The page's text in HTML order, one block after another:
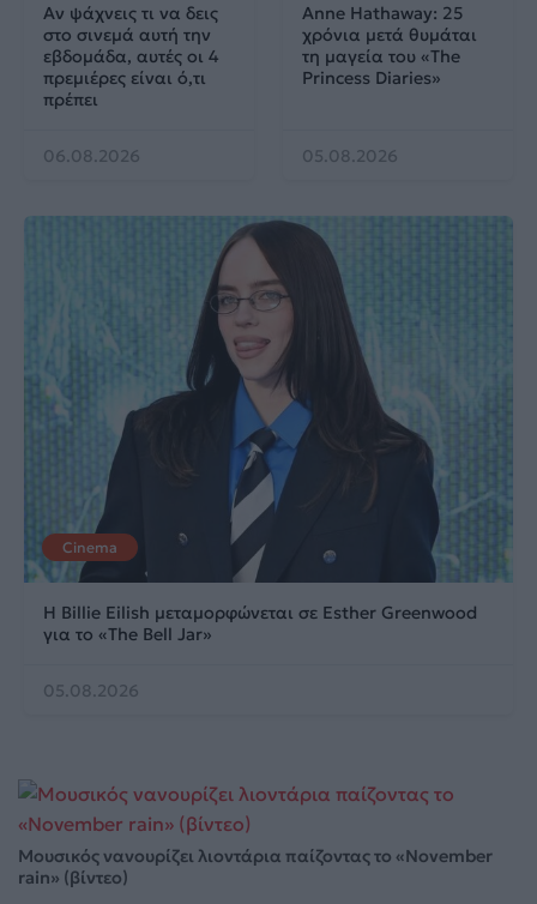
Αν ψάχνεις τι να δεις
στο σινεμά αυτή την
εβδομάδα, αυτές οι 4
πρεμιέρες είναι ό,τι
πρέπει
06.08.2026
Anne Hathaway: 25
χρόνια μετά θυμάται
τη μαγεία του «The
Princess Diaries»
05.08.2026
Cinema
Η Billie Eilish μεταμορφώνεται σε Esther Greenwood
για το «The Bell Jar»
05.08.2026
Μουσικός νανουρίζει λιοντάρια παίζοντας το «November
rain» (βίντεο)